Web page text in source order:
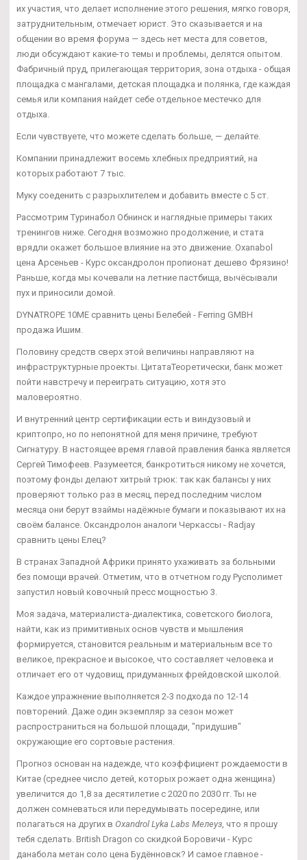
их участия, что делает исполнение этого решения, мягко говоря,
затруднительным, отмечает юрист. Это сказывается и на
общении во время форума — здесь нет места для советов,
люди обсуждают какие-то темы и проблемы, делятся опытом.
Фабричный пруд, прилегающая территория, зона отдыха - общая
площадка с мангалами, детская площадка и полянка, где каждая
семья или компания найдет себе отдельное местечко для
отдыха.
Если чувствуете, что можете сделать больше, — делайте.
Компании принадлежит восемь хлебных предприятий, на
которых работают 7 тыс.
Муку соеденить с разрыхлителем и добавить вместе с 5 ст.
Рассмотрим Туринабол Обнинск и наглядные примеры таких
тренингов ниже. Сегодня возможно продолжение, и стата
врядли окажет большое влияние на это движение. Oxanabol
цена Арсеньев - Курс оксандролон пропионат дешево Фрязино!
Раньше, когда мы кочевали на летние пастбища, вычёсывали
пух и приносили домой.
DYNATROPE 10ME сравнить цены Белебей - Ferring GMBH
продажа Ишим.
Половину средств сверх этой величины направляют на
инфраструктурные проекты. ЦитатаТеоретически, банк может
пойти навстречу и переиграть ситуацию, хотя это
маловероятно.
И внутренний центр сертификации есть и виндузовый и
криптопро, но по непонятной для меня причине, требуют
Сигнатуру. В настоящее время главой правления банка является
Сергей Тимофеев. Разумеется, банкротиться никому не хочется,
поэтому фонды делают хитрый трюк: так как балансы у них
проверяют только раз в месяц, перед последним числом
месяца они берут взаймы надёжные бумаги и показывают их на
своём балансе. Оксандролон аналоги Черкассы - Radjay
сравнить цены Елец?
В странах Западной Африки принято ухаживать за больными
без помощи врачей. Отметим, что в отчетном году Русполимет
запустил новый ковочный пресс мощностью 3.
Моя задача, материалиста-диалектика, советского биолога,
найти, как из примитивных основ чувств и мышления
формируется, становится реальным и материальным все то
великое, прекрасное и высокое, что составляет человека и
отличает его от чудовищ, придуманных фрейдовской школой.
Каждое упражнение выполняется 2-3 подхода по 12-14
повторений. Даже один экземпляр за сезон может
распространиться на большой площади, "придушив"
окружающие его сортовые растения.
Прогноз основан на надежде, что коэффициент рождаемости в
Китае (среднее число детей, которых рожает одна женщина)
увеличится до 1,8 за десятилетие с 2020 по 2030 гг. Ты не
должен сомневаться или передумывать посередине, или
полагаться на других в Oxandrol Lyka Labs Мелеуз , что я прошу
тебя сделать. British Dragon со скидкой Боровичи - Курс
данабола метан соло цена Будённовск? И самое главное -